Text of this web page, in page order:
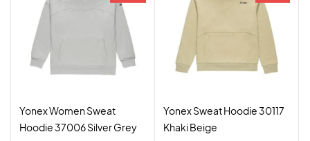
Yonex Women Sweat
Hoodie 37006 Silver Grey
Yonex Sweat Hoodie 30117
Khaki Beige